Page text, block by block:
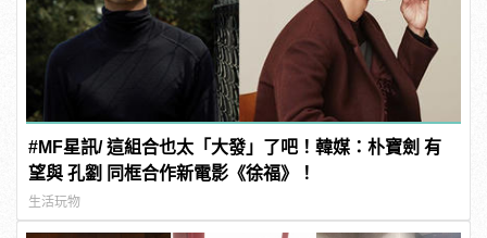
#MF星訊/ 這組合也太「大發」了吧！韓媒：朴寶劍 有
望與 孔劉 同框合作新電影《徐福》！
生活玩物